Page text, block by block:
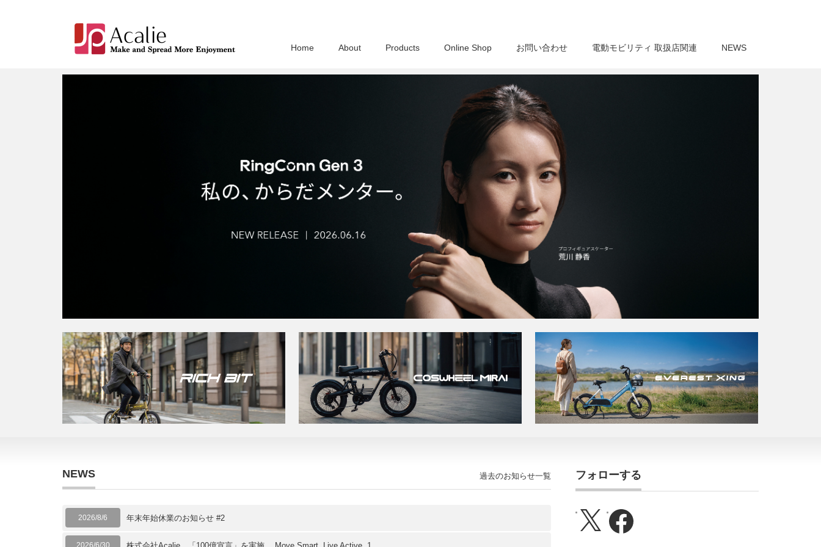
Home About Products Online Shop お問い合わせ 電動モビリティ 取扱店関連 NEWS
NEWS
2026/8/6 年末年始休業のお知らせ #2
2026/6/30
過去のお知らせ一覧 フォローする
Facebook